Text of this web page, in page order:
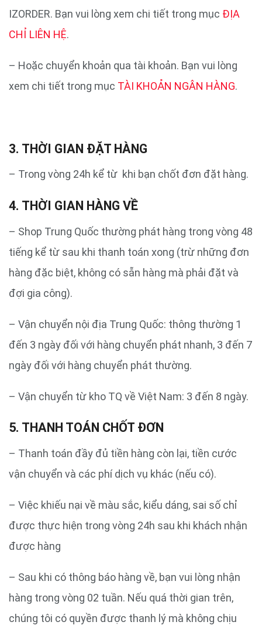
IZORDER. Bạn vui lòng xem chi tiết trong mục ĐỊA
CHỈ LIÊN HỆ.
– Hoặc chuyển khoản qua tài khoản. Bạn vui lòng
xem chi tiết trong mục TÀI KHOẢN NGÂN HÀNG.
3. THỜI GIAN ĐẶT HÀNG
– Trong vòng 24h kể từ khi bạn chốt đơn đặt hàng.
4. THỜI GIAN HÀNG VỀ
– Shop Trung Quốc thường phát hàng trong vòng 48
tiếng kể từ sau khi thanh toán xong (trừ những đơn
hàng đặc biệt, không có sẵn hàng mà phải đặt và
đợi gia công).
– Vận chuyển nội địa Trung Quốc: thông thường 1
đến 3 ngày đối với hàng chuyển phát nhanh, 3 đến 7
ngày đối với hàng chuyển phát thường.
– Vận chuyển từ kho TQ về Việt Nam: 3 đến 8 ngày.
5. THANH TOÁN CHỐT ĐƠN
– Thanh toán đầy đủ tiền hàng còn lại, tiền cước
vận chuyển và các phí dịch vụ khác (nếu có).
– Việc khiếu nại về màu sắc, kiểu dáng, sai số chỉ
được thực hiện trong vòng 24h sau khi khách nhận
được hàng
– Sau khi có thông báo hàng về, bạn vui lòng nhận
hàng trong vòng 02 tuần. Nếu quá thời gian trên,
chúng tôi có quyền được thanh lý mà không chịu